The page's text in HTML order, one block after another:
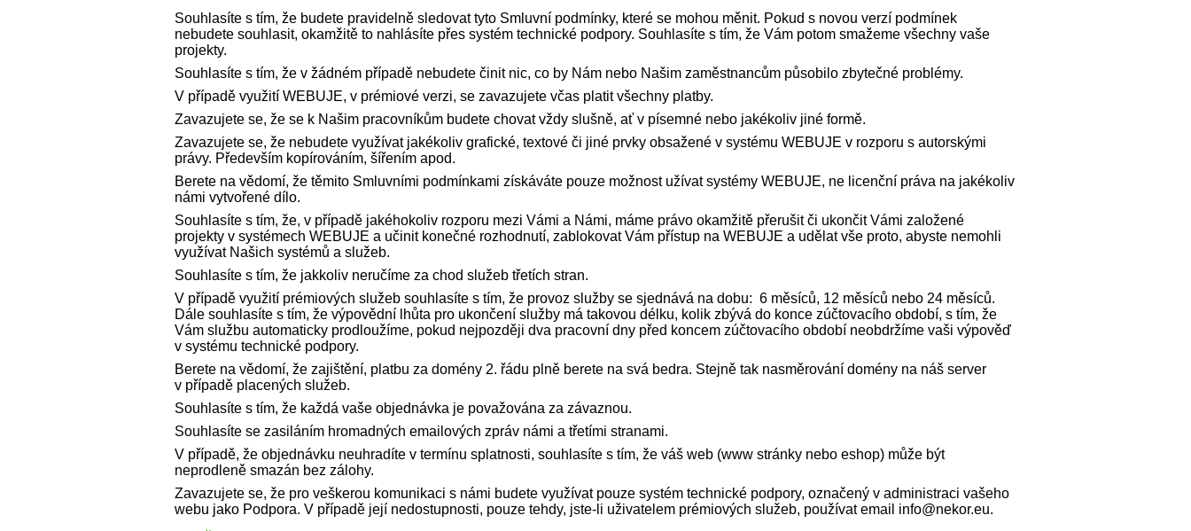
Souhlasíte s tím, že budete pravidelně sledovat tyto Smluvní podmínky, které se mohou měnit. Pokud s novou verzí podmínek
nebudete souhlasit, okamžitě to nahlásíte přes systém technické podpory. Souhlasíte s tím, že Vám potom smažeme všechny vaše
projekty.
Souhlasíte s tím, že v žádném případě nebudete činit nic, co by Nám nebo Našim zaměstnancům působilo zbytečné problémy.
V případě využití WEBUJE, v prémiové verzi, se zavazujete včas platit všechny platby.
Zavazujete se, že se k Našim pracovníkům budete chovat vždy slušně, ať v písemné nebo jakékoliv jiné formě.
Zavazujete se, že nebudete využívat jakékoliv grafické, textové či jiné prvky obsažené v systému WEBUJE v rozporu s autorskými
právy. Především kopírováním, šířením apod.
Berete na vědomí, že těmito Smluvními podmínkami získáváte pouze možnost užívat systémy WEBUJE, ne licenční práva na jakékoliv
námi vytvořené dílo.
Souhlasíte s tím, že, v případě jakéhokoliv rozporu mezi Vámi a Námi, máme právo okamžitě přerušit či ukončit Vámi založené
projekty v systémech WEBUJE a učinit konečné rozhodnutí, zablokovat Vám přístup na WEBUJE a udělat vše proto, abyste nemohli
využívat Našich systémů a služeb.
Souhlasíte s tím, že jakkoliv neručíme za chod služeb třetích stran.
V případě využití prémiových služeb souhlasíte s tím, že provoz služby se sjednává na dobu: 6 měsíců, 12 měsíců nebo 24 měsíců.
Dále souhlasíte s tím, že výpovědní lhůta pro ukončení služby má takovou délku, kolik zbývá do konce zúčtovacího období, s tím, že
Vám službu automaticky prodloužíme, pokud nejpozději dva pracovní dny před koncem zúčtovacího období neobdržíme vaši výpověď
v systému technické podpory.
Berete na vědomí, že zajištění, platbu za domény 2. řádu plně berete na svá bedra. Stejně tak nasměrování domény na náš server
v případě placených služeb.
Souhlasíte s tím, že každá vaše objednávka je považována za závaznou.
Souhlasíte se zasiláním hromadných emailových zpráv námi a třetími stranami.
V případě, že objednávku neuhradíte v termínu splatnosti, souhlasíte s tím, že váš web (www stránky nebo eshop) může být
neprodleně smazán bez zálohy.
Zavazujete se, že pro veškerou komunikaci s námi budete využívat pouze systém technické podpory, označený v administraci vašeho
webu jako Podpora. V případě její nedostupnosti, pouze tehdy, jste-li uživatelem prémiových služeb, používat email info@nekor.eu.